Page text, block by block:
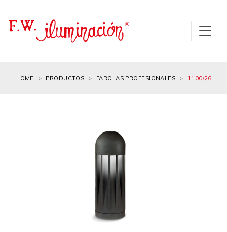
HOME PRODUCTOS FAROLAS PROFESIONALES 1100/26